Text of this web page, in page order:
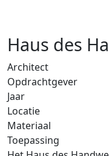
Haus des
Architect
Opdrachtgever
Jaar
Locatie
Materiaal
Toepassing